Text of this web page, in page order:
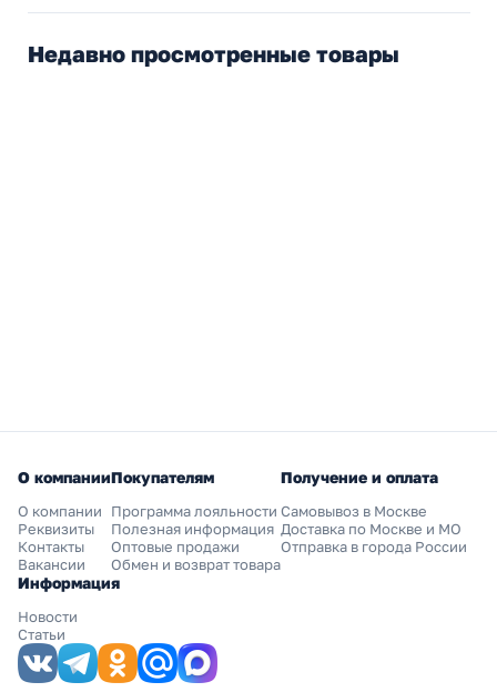
Недавно просмотренные товары
О компании
О компании
Реквизиты
Контакты
Вакансии
Покупателям
Программа лояльности
Полезная информация
Оптовые продажи
Обмен и возврат товара
Получение и оплата
Самовывоз в Москве
Доставка по Москве и МО
Отправка в города России
Информация
Новости
Статьи